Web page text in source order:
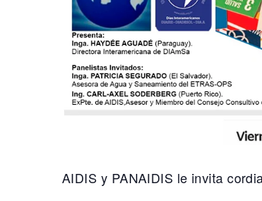
AIDIS y PANAIDIS le invita